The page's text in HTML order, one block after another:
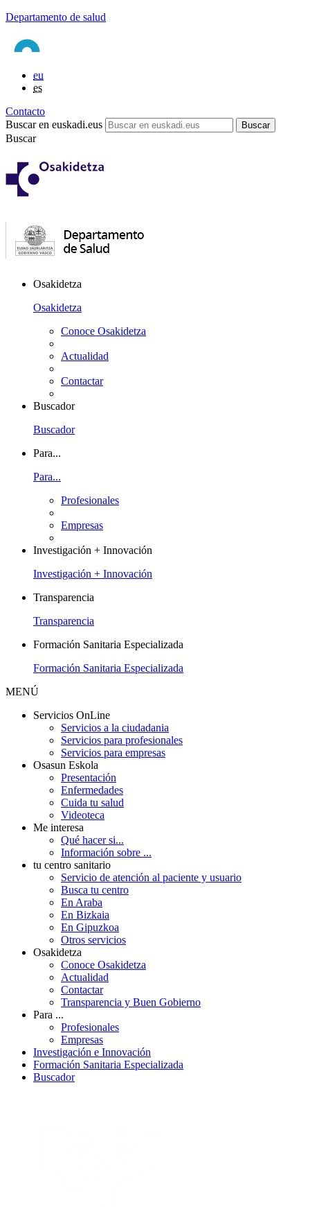
Departamento de salud
eu
es
Contacto
Buscar en euskadi.eus
Buscar
Osakidetza
Osakidetza
Conoce Osakidetza
Actualidad
Contactar
Buscador
Buscador
Para...
Para...
Profesionales
Empresas
Investigación + Innovación
Investigación + Innovación
Transparencia
Transparencia
Formación Sanitaria Especializada
Formación Sanitaria Especializada
MENÚ
Servicios OnLine
Servicios a la ciudadania
Servicios para profesionales
Servicios para empresas
Osasun Eskola
Presentación
Enfermedades
Cuida tu salud
Videoteca
Me interesa
Qué hacer si...
Información sobre ...
tu centro sanitario
Servicio de atención al paciente y usuario
Busca tu centro
En Araba
En Bizkaia
En Gipuzkoa
Otros servicios
Osakidetza
Conoce Osakidetza
Actualidad
Contactar
Transparencia y Buen Gobierno
Para ...
Profesionales
Empresas
Investigación e Innovación
Formación Sanitaria Especializada
Buscador